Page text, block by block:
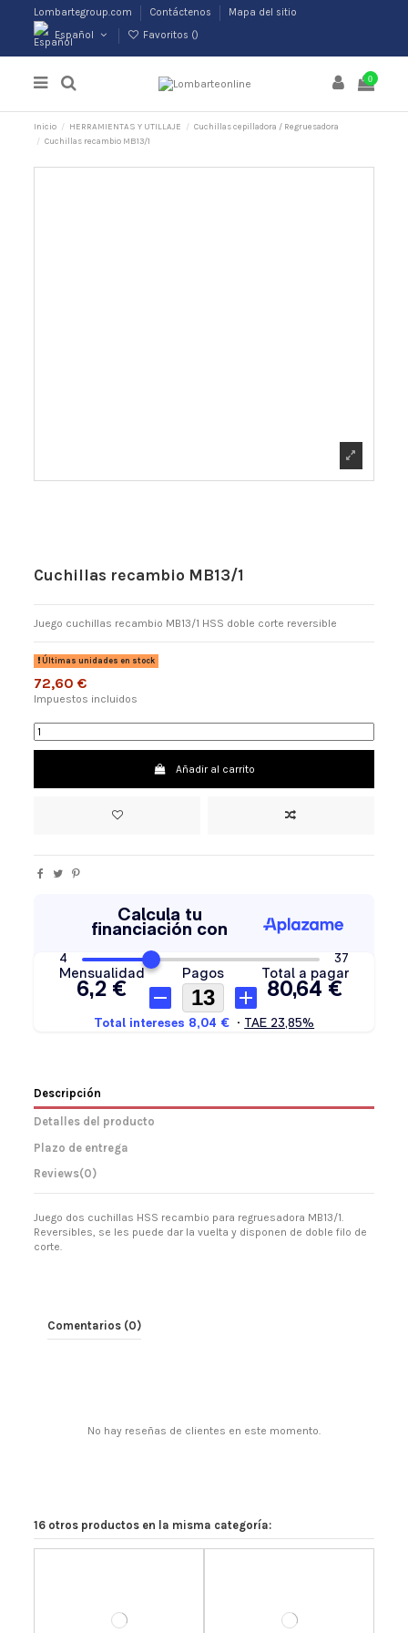
Lombartegroup.com Contáctenos
Mapa del sitio
Español
Favoritos ()
0
Inicio HERRAMIENTAS Y UTILLAJE
Cuchillas cepilladora / Regruesadora
Cuchillas recambio MB13/1
Cuchillas recambio MB13/1
Juego cuchillas recambio MB13/1 HSS doble corte reversible
Últimas unidades en stock
72,60 €
Impuestos incluidos
Añadir al carrito
Descripción
Detalles del producto
Plazo de entrega
Reviews(0)
Juego dos cuchillas HSS recambio para regruesadora MB13/1.
Reversibles, se les puede dar la vuelta y disponen de doble filo de
corte.
Comentarios (0)
No hay reseñas de clientes en este momento.
16 otros productos en la misma categoría: